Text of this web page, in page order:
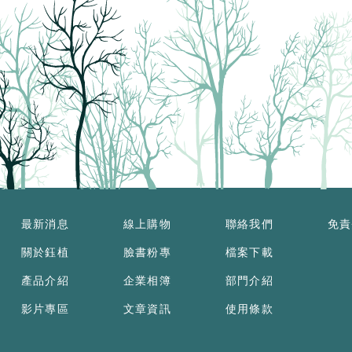
最新消息
關於鈺植
產品介紹
影片專區
線上購物
臉書粉專
企業相簿
文章資訊
聯絡我們
檔案下載
部門介紹
使用條款
免